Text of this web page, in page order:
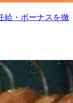
給・ボーナスを徹